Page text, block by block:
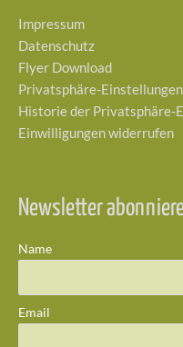
Impressum
Datenschutz
Flyer Download
Privatsphäre-
Historie der Privatsphäre-
Einwilligungen widerrufen
Newsletter
Name
Email